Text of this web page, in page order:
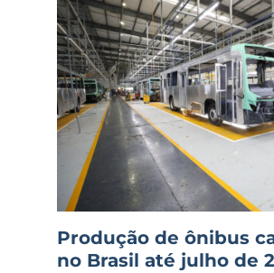
Produção de ônibus
no Brasil até julho de